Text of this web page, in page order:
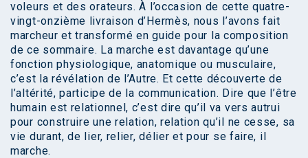
voleurs et des orateurs. À l’occasion de cette quatre-
vingt-onzième livraison d’Hermès, nous l’avons fait
marcheur et transformé en guide pour la composition
de ce sommaire. La marche est davantage qu’une
fonction physiologique, anatomique ou musculaire,
c’est la révélation de l’Autre. Et cette découverte de
l’altérité, participe de la communication. Dire que l’être
humain est relationnel, c’est dire qu’il va vers autrui
pour construire une relation, relation qu’il ne cesse, sa
vie durant, de lier, relier, délier et pour se faire, il
marche.